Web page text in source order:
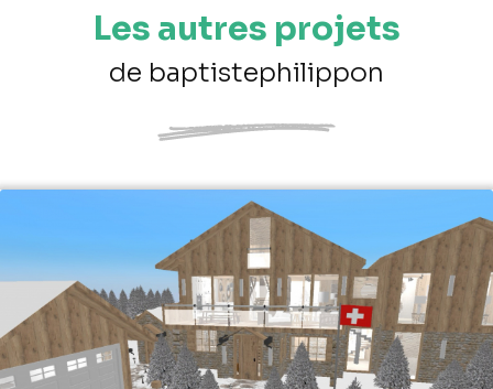
Les autres projets
de baptistephilippon